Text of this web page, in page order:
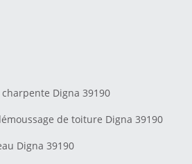
Digna 39190
de toiture Digna 39190
Digna 39190